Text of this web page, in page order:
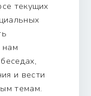
текущих
нам
и вести
темам.